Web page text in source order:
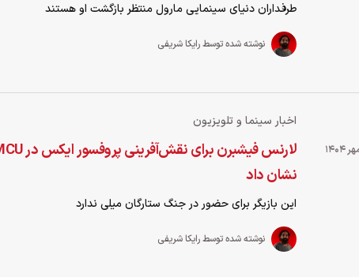
طرفداران دنیای سینمایی مارول منتظر بازگشت او هستند
نوشته شده توسط رایکا شریفی
اخبار سینما و تلویزیون
نشان داد
این بازیگر برای حضور در جنگ ستارگان میلی ندارد
نوشته شده توسط رایکا شریفی